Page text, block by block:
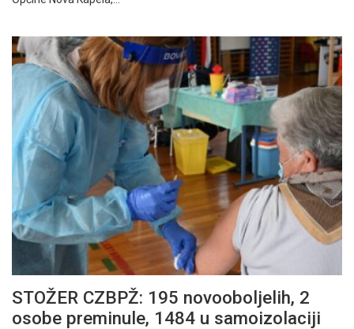
STOŽER CZBPŽ: 195 novooboljelih, 2
osobe preminule, 1484 u samoizolaciji